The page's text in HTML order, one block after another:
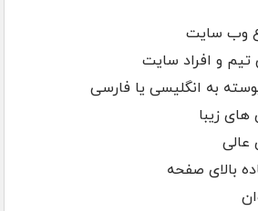
وب سایت
و افراد سایت
به انگلیسی یا فارسی
های زیبا
عالی
بالای صفحه